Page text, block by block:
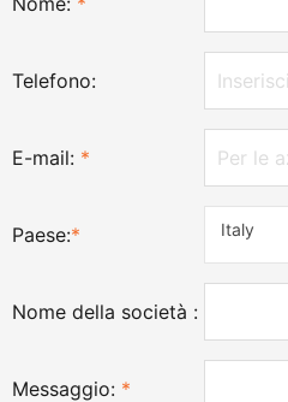
Telefono:
E-mail: *
Paese:* Italy
Nome della società :
Messaggio: *